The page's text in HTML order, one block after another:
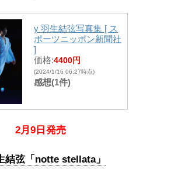
y 羽生結弦写真集 [ ス
ポーツニッポン新聞社
]
価格:4400円
(2024/1/16 06:27時点)
感想(1件)
2月9日 発売
弦「notte stellata」